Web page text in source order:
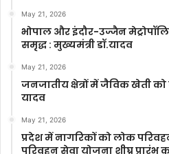
May 21, 2026
भोपाल और इंदौर-उज्जैन
समृद्ध : मुख्यमंत्री डॉ.यादव
May 21, 2026
जनजातीय क्षेत्रों में जैविक खेती को
यादव
May 21, 2026
प्रदेश में नागरिकों को लोक
परिवहन सेवा योजना शीघ्र प्रारंभ